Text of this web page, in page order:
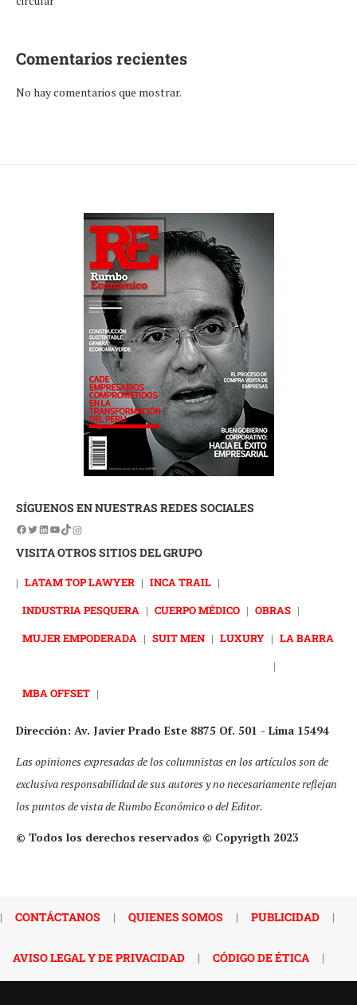
Comentarios recientes
No hay comentarios que mostrar.
SÍGUENOS EN NUESTRAS REDES SOCIALES
VISITA OTROS SITIOS DEL GRUPO
| LATAM TOP LAWYER | INCA TRAIL |
INDUSTRIA PESQUERA | CUERPO MÉDICO | OBRAS |
MUJER EMPODERADA | SUIT MEN | LUXURY | LA BARRA
|
MBA OFFSET |
Dirección: Av. Javier Prado Este 8875 Of. 501 - Lima 15494
Las opiniones expresadas de los columnistas en los artículos son de
exclusiva responsabilidad de sus autores y no necesariamente reflejan
los puntos de vista de Rumbo Económico o del Editor.
© Todos los derechos reservados © Copyrigth 2023
| CONTÁCTANOS | QUIENES SOMOS | PUBLICIDAD |
AVISO LEGAL Y DE PRIVACIDAD | CÓDIGO DE ÉTICA |